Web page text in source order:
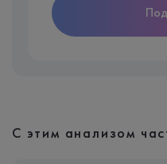
С этим анализом